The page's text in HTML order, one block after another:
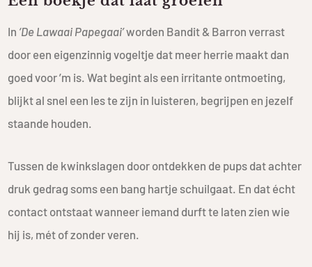
In ‘De Lawaai Papegaai’worden Bandit & Barron verrast
door een eigenzinnig vogeltje dat meer herrie maakt dan
goed voor ’m is. Wat begint als een irritante ontmoeting,
blijkt al snel een les te zijn in luisteren, begrijpen en jezelf
staande houden.
Tussen de kwinkslagen door ontdekken de pups dat achter
druk gedrag soms een bang hartje schuilgaat. En dat écht
contact ontstaat wanneer iemand durft te laten zien wie
hij is, mét of zonder veren.